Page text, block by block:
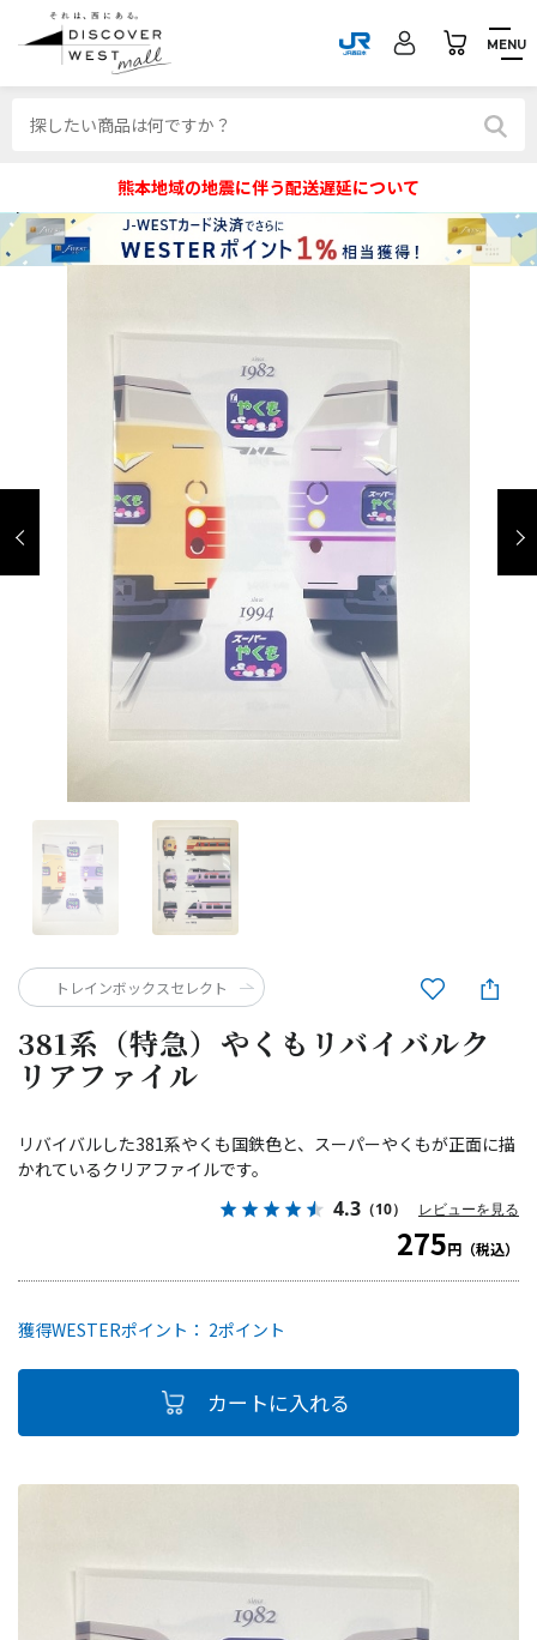
MENU
熊本地域の地震に伴う配送遅延について
381系（特急）やくもリバイバルク
リアファイル
リバイバルした381系やくも国鉄色と、スーパーやくもが正面に描
かれているクリアファイルです。
4.3 （10） レビューを見る
275円（税込）
獲得WESTERポイント： 2ポイント
トレインボックスセレクト